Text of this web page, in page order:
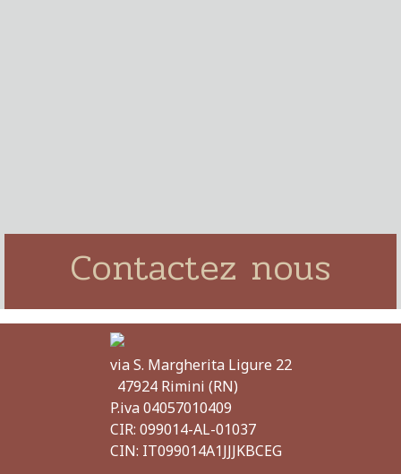
Contactez nous
via S. Margherita Ligure 22
47924 Rimini (RN)
P.iva 04057010409
CIR: 099014-AL-01037
CIN: IT099014A1JJJKBCEG